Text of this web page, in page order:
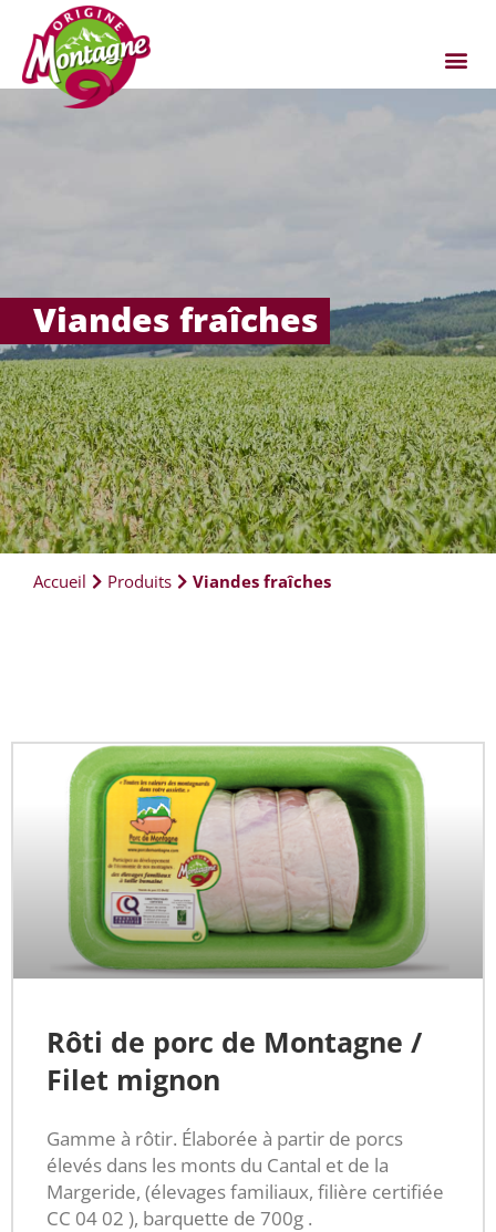
Viandes fraîches
Accueil Produits Viandes fraîches
Rôti de porc de Montagne /
Filet mignon
Gamme à rôtir. Élaborée à partir de porcs
élevés dans les monts du Cantal et de la
Margeride, (élevages familiaux, filière certifiée
CC 04 02 ), barquette de 700g .